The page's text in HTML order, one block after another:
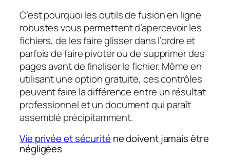
C’est pourquoi les outils de fusion en ligne
robustes vous permettent d’apercevoir les
fichiers, de les faire glisser dans l’ordre et
parfois de faire pivoter ou de supprimer des
pages avant de finaliser le fichier. Même en
utilisant une option gratuite, ces contrôles
peuvent faire la différence entre un résultat
professionnel et un document qui paraît
assemblé précipitamment.
Vie privée et sécurité ne doivent jamais être
négligées